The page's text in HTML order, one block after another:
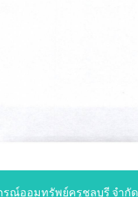
ณ์ออมทรัพย์ครูชลบุรี จำกัด